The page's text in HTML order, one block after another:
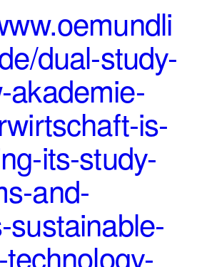
dual-study-
akademie-
is-
its-study-
and-
sustainable-